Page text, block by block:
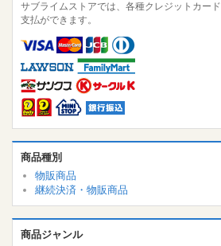
サブライムストアでは、各種クレジットカー
支払ができます。
商品種別
物販商品
継続決済・物販商品
商品ジャンル